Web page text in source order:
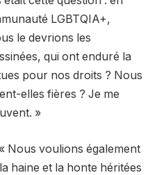
LGBTQIA+,
le devrions les
qui ont enduré la
pour nos droits ? Nous
elles fières ? Je me
»
Nous voulions également
haine et la honte héritées